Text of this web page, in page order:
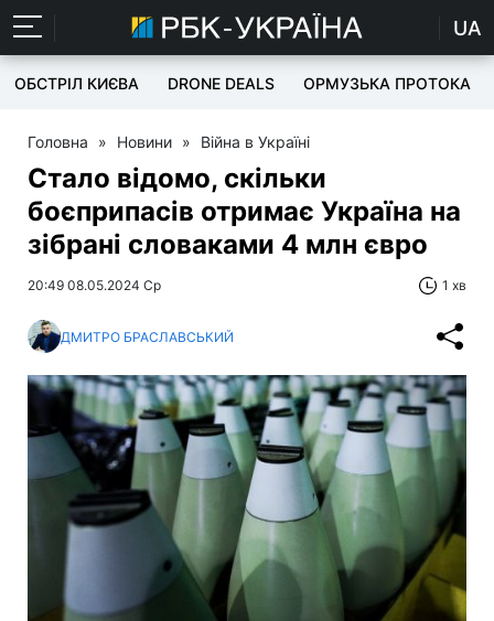
UA
ОБСТРІЛ КИЄВА DRONE DEALS ОРМУЗЬКА ПРОТОКА
Головна » Новини » Війна в Україні
Стало відомо, скільки
боєприпасів отримає Україна на
зібрані словаками 4 млн євро
20:49 08.05.2024 Ср 1 хв
ДМИТРО БРАСЛАВСЬКИЙ